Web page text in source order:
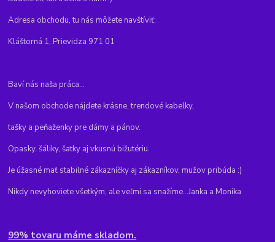
Adresa obchodu, tu nás môžete navštíviť:
Kláštorná 1, Prievidza 971 01
Baví nás naša práca...
V našom obchode nájdete krásne, trendové kabelky,
tašky a peňaženky pre dámy a pánov.
Opasky, šáliky, šatky aj vkusnú bižutériu.
Je úžasné mať stabilné zákazníčky aj zákazníkov, mužov pribúda :)
Nikdy nevyhoviete všetkým, ale veľmi sa snažíme...Janka a Monika
99% tovaru máme skladom.